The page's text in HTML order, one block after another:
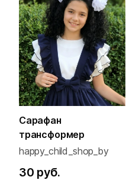
Сарафан
трансформер
happy_child_shop_by
30 руб.